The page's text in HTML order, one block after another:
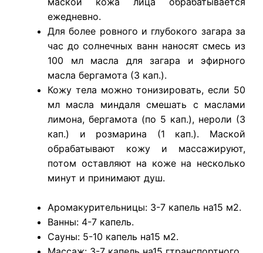
ежедневно.
Для более ровного и глубокого загара за
час до солнечных ванн наносят смесь из
100 мл масла для загара и эфирного
масла бергамота (3 кап.).
Кожу тела можно тонизировать, если 50
мл масла миндаля смешать с маслами
лимона, бергамота (по 5 кап.), нероли (3
кап.) и розмарина (1 кап.). Маской
обрабатывают кожу и массажируют,
потом оставляют на коже на несколько
минут и принимают душ.
Аромакурительницы: 3-7 капель на15 м2.
Ванны: 4-7 капель.
Сауны: 5-10 капель на15 м2.